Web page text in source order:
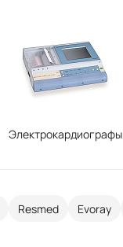
Электрокардиографы
Resmed Evoray